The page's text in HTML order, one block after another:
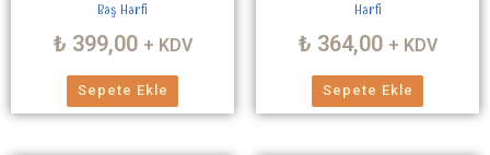
Baş Harfi
₺ 399,00 + KDV
Sepete Ekle
Harfi
₺ 364,00 + KDV
Sepete Ekle